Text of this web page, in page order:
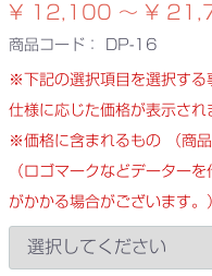
¥ 12,100 ～ ¥
商品コード： DP-16
※下記の選択項目を選択する
仕様に応じた価格が表示され
※価格に含まれるもの （商
（ロゴマークなどデーター
がかかる場合がございます。